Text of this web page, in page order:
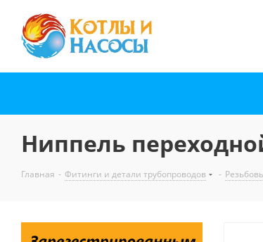
Ниппель
Главная - Фитинги и детали трубопроводов -